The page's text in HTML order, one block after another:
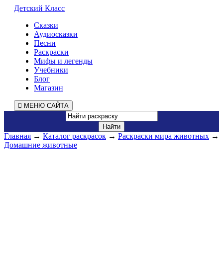
Детский Класс
Сказки
Аудиосказки
Песни
Раскраски
Мифы и легенды
Учебники
Блог
Магазин
МЕНЮ САЙТА
Главная → Каталог раскрасок → Раскраски мира животных →
Домашние животные